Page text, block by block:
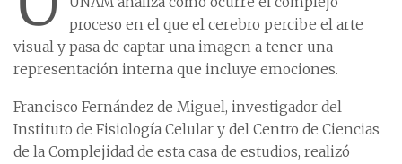
proceso en el que el cerebro percibe el arte
visual y pasa de captar una imagen a tener una
representación interna que incluye emociones.
Francisco Fernández de Miguel, investigador del
Instituto de Fisiología Celular y del Centro de Ciencias
de la Complejidad de esta casa de estudios, realizó